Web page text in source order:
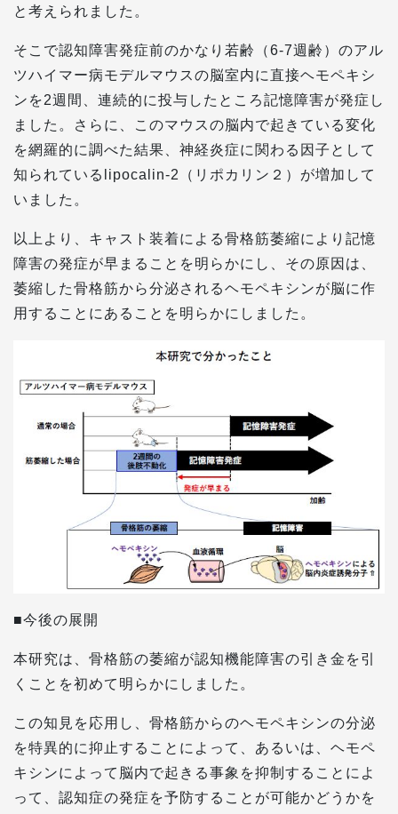
と考えられました。
そこで認知障害発症前のかなり若齢（6-7週齢）のアル
ツハイマー病モデルマウスの脳室内に直接ヘモペキシ
ンを2週間、連続的に投与したところ記憶障害が発症し
ました。さらに、このマウスの脳内で起きている変化
を網羅的に調べた結果、神経炎症に関わる因子として
知られているlipocalin-2（リポカリン２）が増加して
いました。
以上より、キャスト装着による骨格筋萎縮により記憶
障害の発症が早まることを明らかにし、その原因は、
萎縮した骨格筋から分泌されるヘモペキシンが脳に作
用することにあることを明らかにしました。
■今後の展開
本研究は、骨格筋の萎縮が認知機能障害の引き金を引
くことを初めて明らかにしました。
この知見を応用し、骨格筋からのヘモペキシンの分泌
を特異的に抑止することによって、あるいは、ヘモペ
キシンによって脳内で起きる事象を抑制することによ
って、認知症の発症を予防することが可能かどうかを